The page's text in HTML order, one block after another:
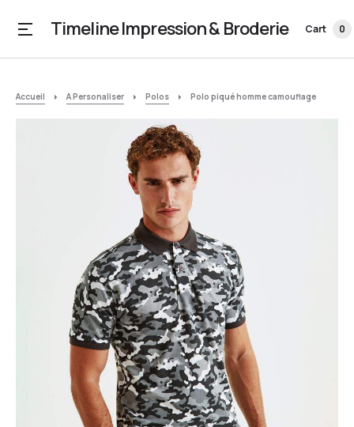
Timeline Impression & Broderie Cart 0
Accueil A Personaliser Polos Polo piqué homme camouflage